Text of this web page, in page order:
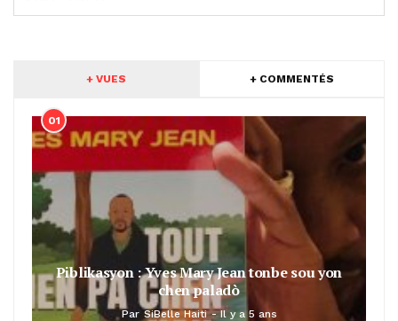
+ VUES + COMMENTÉS
01
Piblikasyon : Yves Mary Jean tonbe sou yon
chen paladò
Par SiBelle Haiti Il y a 5 ans